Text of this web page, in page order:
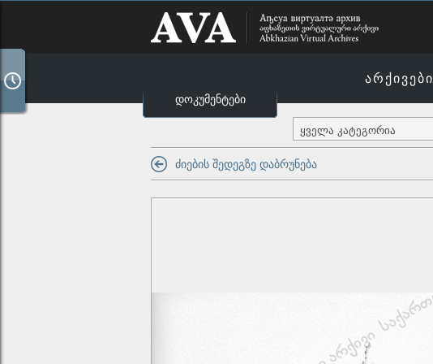
დოკუმენტები
არქივები
ყველა კატეგორია
ძიების შედეგზე დაბრუნება